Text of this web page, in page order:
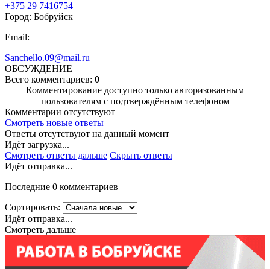
+375 29 7416754
Город: Бобруйск
Email:
Sanchello.09@mail.ru
ОБСУЖДЕНИЕ
Всего комментариев: 0
Комментирование доступно только авторизованным
пользователям с подтверждённым телефоном
Комментарии отсутствуют
Смотреть новые ответы
Ответы отсутствуют на данный момент
Идёт загрузка...
Смотреть ответы дальше Скрыть ответы
Идёт отправка...
Последние 0 комментариев
Сортировать:
Идёт отправка...
Смотреть дальше